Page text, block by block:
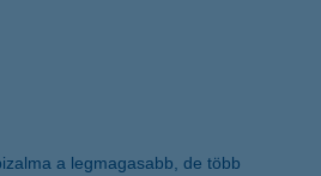
a legmagasabb, de több